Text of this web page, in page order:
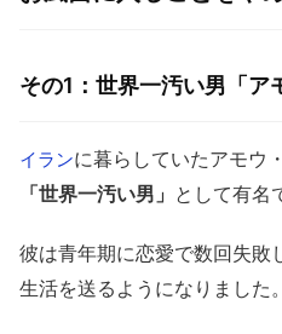
その1：世界一汚い男「ア
イランに暮らしていたアモウ
「世界一汚い男」 として有名
彼は青年期に恋愛で数回失敗
生活を送るようになりました。